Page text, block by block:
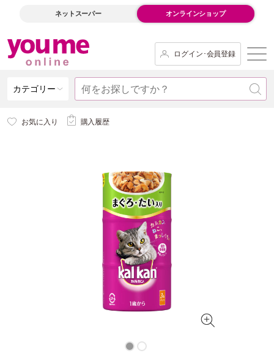
ネットスーパー オンラインショップ
ログイン･会員登録
カテゴリー
お気に入り 購入履歴